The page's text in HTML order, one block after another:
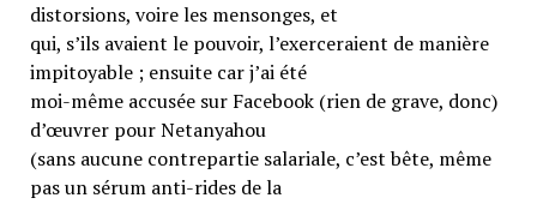
distorsions, voire les mensonges, et
qui, s’ils avaient le pouvoir, l’exerceraient de manière
impitoyable ; ensuite car j’ai été
moi-même accusée sur Facebook (rien de grave, donc)
d’œuvrer pour Netanyahou
(sans aucune contrepartie salariale, c’est bête, même
pas un sérum anti-rides de la